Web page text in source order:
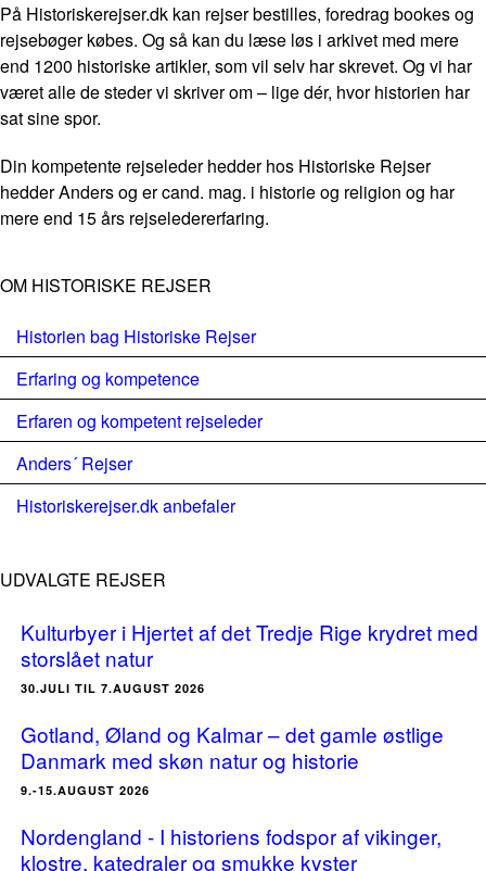
På Historiskerejser.dk kan rejser bestilles, foredrag bookes og
rejsebøger købes. Og så kan du læse løs i arkivet med mere
end 1200 historiske artikler, som vil selv har skrevet. Og vi har
været alle de steder vi skriver om – lige dér, hvor historien har
sat sine spor.
Din kompetente rejseleder hedder hos Historiske Rejser
hedder Anders og er cand. mag. i historie og religion og har
mere end 15 års rejseledererfaring.
OM HISTORISKE REJSER
Historien bag Historiske Rejser
Erfaring og kompetence
Erfaren og kompetent rejseleder
Anders´ Rejser
Historiskerejser.dk anbefaler
UDVALGTE REJSER
Kulturbyer i Hjertet af det Tredje Rige krydret med
storslået natur
30.JULI TIL 7.AUGUST 2026
Gotland, Øland og Kalmar – det gamle østlige
Danmark med skøn natur og historie
9.-15.AUGUST 2026
Nordengland - I historiens fodspor af vikinger,
klostre, katedraler og smukke kyster